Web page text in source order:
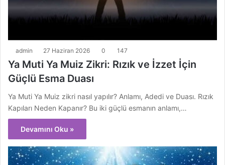
admin 27 Haziran 2026 0 147
Ya Muti Ya Muiz Zikri: Rızık ve İzzet İçin
Güçlü Esma Duası
Ya Muti Ya Muiz zikri nasıl yapılır? Anlamı, Adedi ve Duası. Rızık
Kapıları Neden Kapanır? Bu iki güçlü esmanın anlamı,…
Devamını Oku »